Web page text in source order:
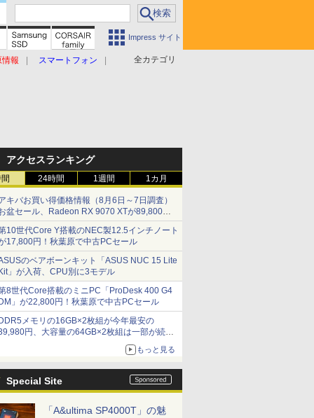
Impress サイト
全カテゴリ
情報 スマートフォン
アクセスランキング
24時間 1週間 1カ月
キバお買い得価格情報（8月6日～7日調査）
盆セール、Radeon RX 9070 XTが89,800
、水平周波数24.8kHz対応の17型モニターが
円、暑さ指数連動セール ほか
10世代Core Y搭載のNEC製12.5インチノート
17,800円！秋葉原で中古PCセール
のベアボーンキット「ASUS NUC 15 Lite
」が入荷、CPU別に3モデル
8世代Core搭載のミニPC「ProDesk 400 G4
」が22,800円！秋葉原で中古PCセール
メモリの16GB×2枚組が今年最安の
円、大容量の64GB×2枚組は一部が続騰
もっと見る
Special Site
「A&ultima SP4000T」の魅